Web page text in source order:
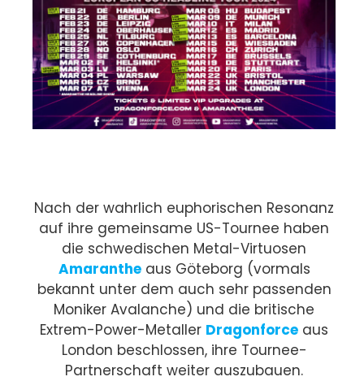
Nach der wahrlich euphorischen Resonanz
auf ihre gemeinsame US-Tournee haben
die schwedischen Metal-Virtuosen
Amarantheaus Göteborg (vormals
bekannt unter dem auch sehr passenden
Moniker Avalanche) und die britische
Extrem-Power-Metaller Dragonforce aus
London beschlossen, ihre Tournee-
Partnerschaft weiter auszubauen.